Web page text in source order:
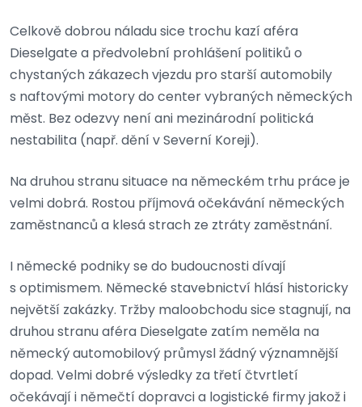
Celkově dobrou náladu sice trochu kazí aféra
Dieselgate a předvolební prohlášení politiků o
chystaných zákazech vjezdu pro starší automobily
s naftovými motory do center vybraných německých
měst. Bez odezvy není ani mezinárodní politická
nestabilita (např. dění v Severní Koreji).
Na druhou stranu situace na německém trhu práce je
velmi dobrá. Rostou příjmová očekávání německých
zaměstnanců a klesá strach ze ztráty zaměstnání.
I německé podniky se do budoucnosti dívají
s optimismem. Německé stavebnictví hlásí historicky
největší zakázky. Tržby maloobchodu sice stagnují, na
druhou stranu aféra Dieselgate zatím neměla na
německý automobilový průmysl žádný významnější
dopad. Velmi dobré výsledky za třetí čtvrtletí
očekávají i němečtí dopravci a logistické firmy jakož i